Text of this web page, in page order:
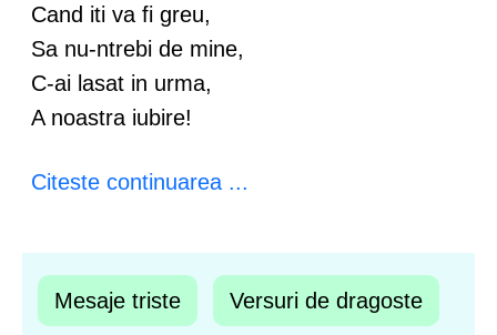
Cand iti va fi greu,
Sa nu-ntrebi de mine,
C-ai lasat in urma,
A noastra iubire!
Citeste continuarea ...
Mesaje triste Versuri de dragoste